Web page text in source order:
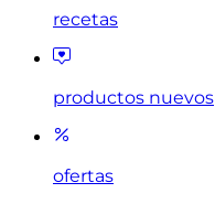
recetas
productos nuevos
ofertas